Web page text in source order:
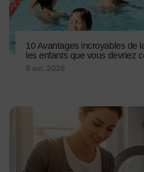
10 Avantages incroyables de
les enfants que vous devriez
8 avr. 2026